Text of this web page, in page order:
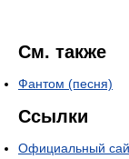
См. также
Фантом (песня)
Ссылки
Официальный